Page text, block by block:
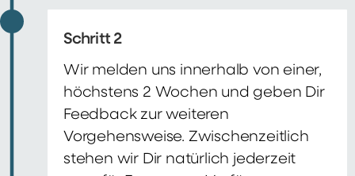
Schritt 2
Wir melden uns innerhalb von einer,
höchstens 2 Wochen und geben Dir
Feedback zur weiteren
Vorgehensweise. Zwischenzeitlich
stehen wir Dir natürlich jederzeit